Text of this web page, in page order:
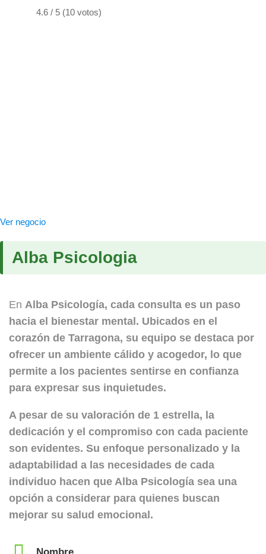
4.6 / 5 (10 votos)
Ver negocio
Alba Psicologia
En Alba Psicología, cada consulta es un paso
hacia el bienestar mental. Ubicados en el
corazón de Tarragona, su equipo se destaca por
ofrecer un ambiente cálido y acogedor, lo que
permite a los pacientes sentirse en confianza
para expresar sus inquietudes.
A pesar de su valoración de 1 estrella, la
dedicación y el compromiso con cada paciente
son evidentes. Su enfoque personalizado y la
adaptabilidad a las necesidades de cada
individuo hacen que Alba Psicología sea una
opción a considerar para quienes buscan
mejorar su salud emocional.
Nombre